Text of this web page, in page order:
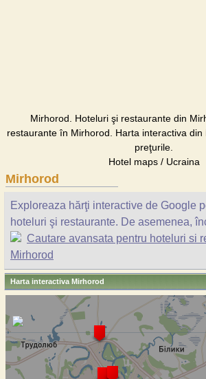
Mirhorod. Hoteluri şi restaurante din
restaurante în Mirhorod. Harta interactiva din
preţurile.
Hotel maps / Ucraina
Mirhorod
Exploreaza hărţi interactive de Google
hoteluri şi restaurante. De asemenea,
Cautare avansata pentru hoteluri si
Mirhorod
Harta interactiva Mirhorod